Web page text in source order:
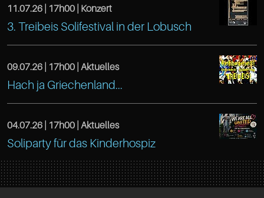
DE25
Hamburg
Hamburg
DE
Treibeis
Altona
Hamburg
DE
11.07.26 | 17h00 | Konzert
3. Treibeis Solifestival in der Lobusch
https://www.facebook.com/
Café
Treibeis
Altona
22765
09.07.26 | 17h00 | Aktuelles
Hach ja Griechenland...
https://www.facebook.com/
Café
Treibeis
Altona
Gaußstr.
25
04.07.26 | 17h00 | Aktuelles
Soliparty für das Kinderhospiz
https://www.facebook.com/
Café
Treibeis